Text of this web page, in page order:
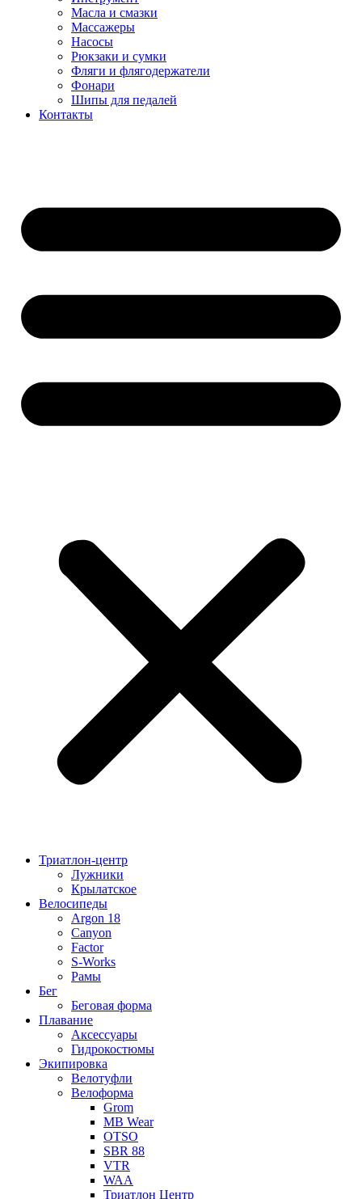
Масла и смазки
Массажеры
Насосы
Рюкзаки и сумки
Фляги и флягодержатели
Фонари
Шипы для педалей
Контакты
Триатлон-центр
Лужники
Крылатское
Велосипеды
Argon 18
Canyon
Factor
S-Works
Рамы
Бег
Беговая форма
Плавание
Аксессуары
Гидрокостюмы
Экипировка
Велотуфли
Велоформа
Grom
MB Wear
OTSO
SBR 88
VTR
WAA
Триатлон Центр